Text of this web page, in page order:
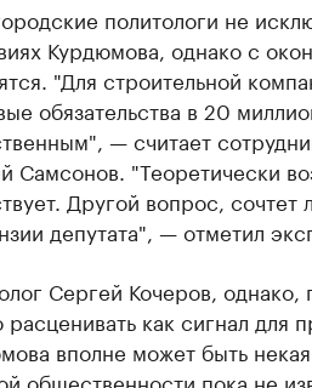
политологи не
Курдюмова, однако с
"Для строительной
обязательства в 20
— считает
Самсонов. "Теоретически
Другой вопрос,
депутата", — отметил
Сергей Кочеров, однако,
как сигнал для
вполне может быть
общественности пока не